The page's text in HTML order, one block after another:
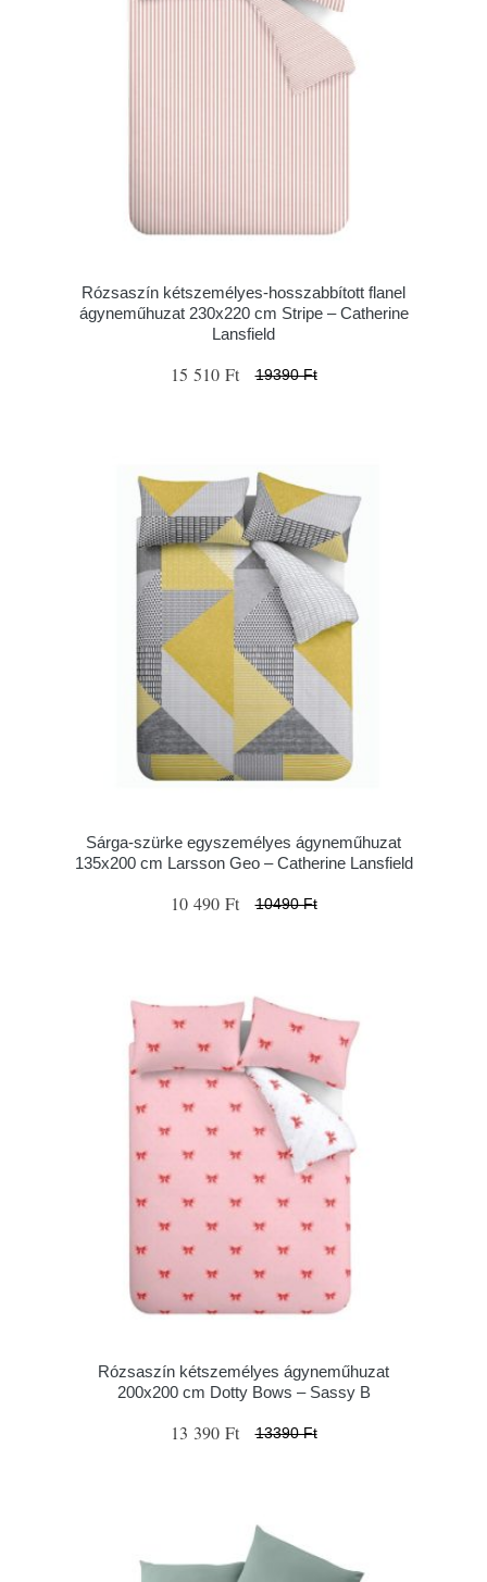
Rózsaszín kétszemélyes-hosszabbított flanel
ágyneműhuzat 230x220 cm Stripe – Catherine
Lansfield
15 510 Ft 19390 Ft
Sárga-szürke egyszemélyes ágyneműhuzat
135x200 cm Larsson Geo – Catherine Lansfield
10 490 Ft 10490 Ft
Rózsaszín kétszemélyes ágyneműhuzat
200x200 cm Dotty Bows – Sassy B
13 390 Ft 13390 Ft